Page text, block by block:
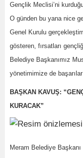
Gençlik Meclisi’ni
O günden bu yana nice
Genel Kurulu
gösteren, fırsatları
Belediye Başkanımız
yönetimimize de
BAŞKAN KAVUŞ:
KURACAK”
Meram Belediye